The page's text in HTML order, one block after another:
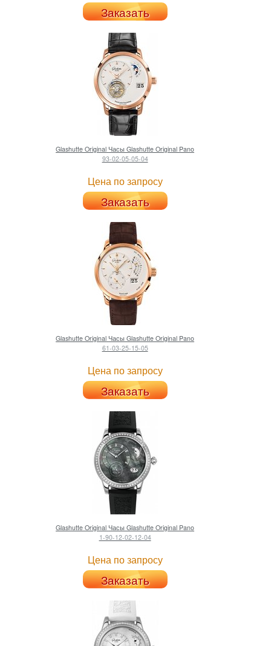
Заказать
Glashutte Original Часы Glashutte Original Pano
93-02-05-05-04
Цена по запросу
Заказать
Glashutte Original Часы Glashutte Original Pano
61-03-25-15-05
Цена по запросу
Заказать
Glashutte Original Часы Glashutte Original Pano
1-90-12-02-12-04
Цена по запросу
Заказать